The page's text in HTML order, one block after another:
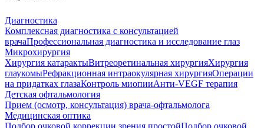
Диагностика
Комплексная диагностика с консультацией
врачаПрофессиональная диагностика и исследование глаз
Микрохирургия
Хирургия катарактыВитреоретинальная хирургияХирургия
глаукомыРефракционная интраокулярная хирургияОперации
на придатках глазаКонтроль миопииАнти-VEGF терапия
Детская офтальмология
Прием (осмотр, консультация) врача-офтальмолога
Медицинская оптика
Подбор очковой коррекции зрения простойПодбор очковой